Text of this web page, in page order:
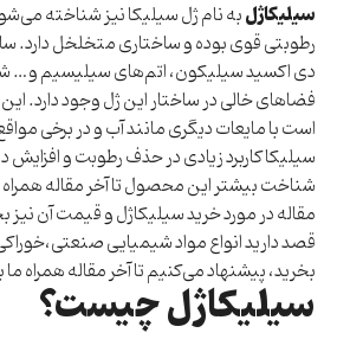
سیلیکاژلبه نام ژل سیلیکا نیز شناخته
رطوبتی قوی بوده و ساختاری متخلخل دارد.
دی اکسید سیلیکون، اتم‌های سیلیسیم
فضاهای خالی در ساختار این ژل وجود دارد.
است با مایعات دیگری مانند آب و در برخی
سیلیکا کاربرد زیادی در حذف رطوبت و افزایش
شناخت بیشتر این محصول تا آخر مقاله همراه
مقاله در مورد خرید سیلیکاژل و قیمت آن
قصد دارید انواعمواد شیمیایی صنعتی
بخرید، پیشنهاد می‌کنیم تا آخر مقاله همراه ما
سیلیکاژل چیست؟